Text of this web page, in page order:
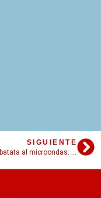
SIGUIENTE
Chips de batata al microondas: crocantes y sin aceite.